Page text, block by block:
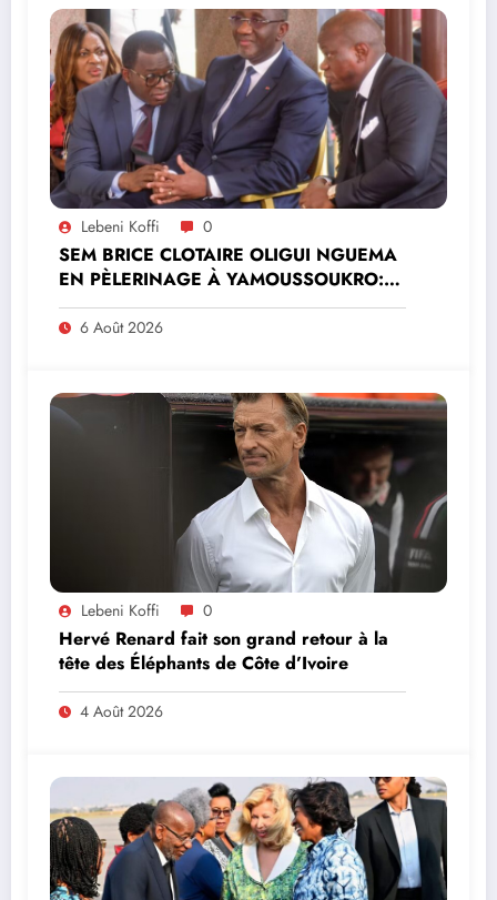
Lebeni Koffi 0
SEM BRICE CLOTAIRE OLIGUI NGUEMA
EN PÈLERINAGE À YAMOUSSOUKRO:LE
MINISTRE PAULIN CLAUDE DANHO
PREND PART À LA CÉRÉMONIE
6 Août 2026
Lebeni Koffi 0
Hervé Renard fait son grand retour à la
tête des Éléphants de Côte d’Ivoire
4 Août 2026